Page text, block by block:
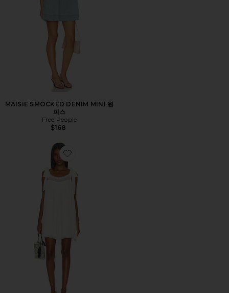
MAISIE SMOCKED DENIM MINI 원
피스
Free People
$168
Favorite EVIRA 원피스